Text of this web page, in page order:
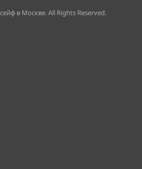
в Москве. All Rights Reserved.